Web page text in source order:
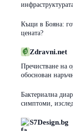
Къщи в Бояна:
цената?
Zdravni.net
Пречистване на
обоснован
Бактериална
симптоми,
S7Design.bg